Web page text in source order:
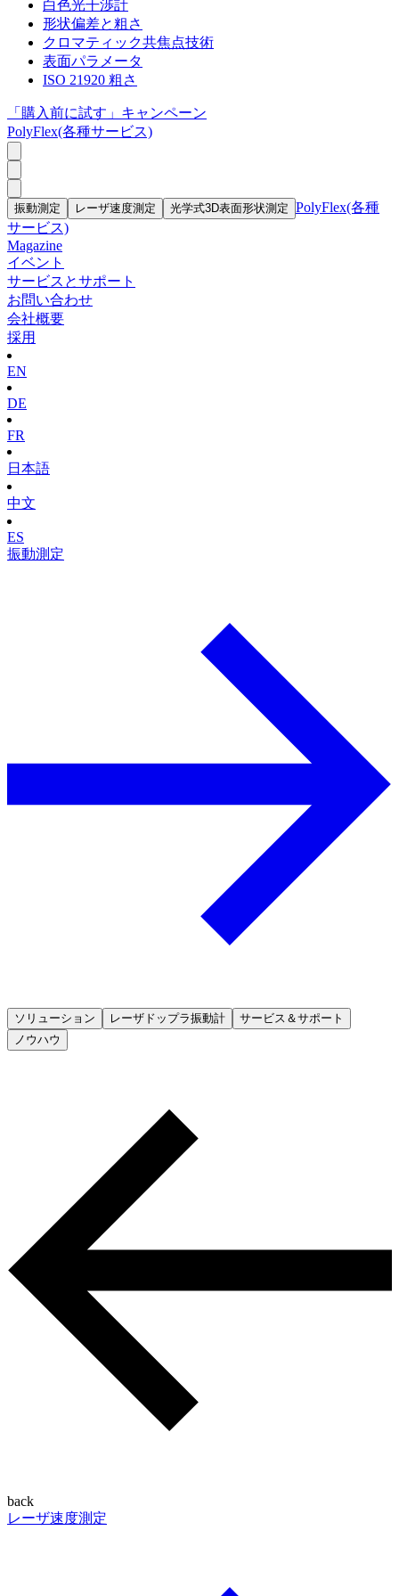
白色光干渉計
形状偏差と粗さ
クロマティック共焦点技術
表面パラメータ
ISO 21920 粗さ
「購入前に試す」キャンペーン
PolyFlex(各種サービス)
振動測定 レーザ速度測定 光学式3D表面形状測定 PolyFlex(各種
サービス)
Magazine
イベント
サービスとサポート
お問い合わせ
会社概要
採用
EN
DE
FR
日本語
中文
ES
振動測定
ソリューション レーザドップラ振動計
サービス＆サポート
ノウハウ
back
レーザ速度測定